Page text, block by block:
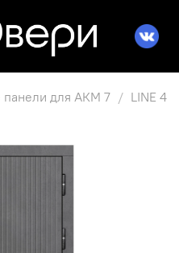
для АКМ 7 LINE 4